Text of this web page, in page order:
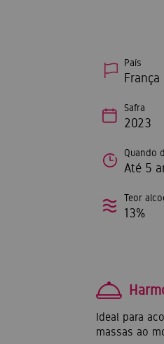
País
França
Safra
2023
Quando
Até 5
Teor
13%
Ideal para
massas ao